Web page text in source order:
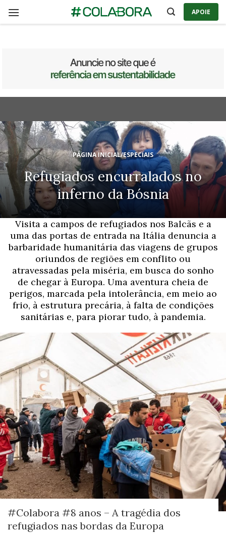
APOIE
PÁGINA INICIAL/ESPECIAIS
Refugiados encurralados no
inferno da Bósnia
Visita a campos de refugiados nos Balcãs e a
uma das portas de entrada na Itália denuncia a
barbaridade humanitária das viagens de grupos
oriundos de regiões em conflito ou
atravessadas pela miséria, em busca do sonho
de chegar à Europa. Uma aventura cheia de
perigos, marcada pela intolerância, em meio ao
frio, à estrutura precária, à falta de condições
sanitárias e, para piorar tudo, à pandemia.
#Colabora #8 anos – A tragédia dos
refugiados nas bordas da Europa